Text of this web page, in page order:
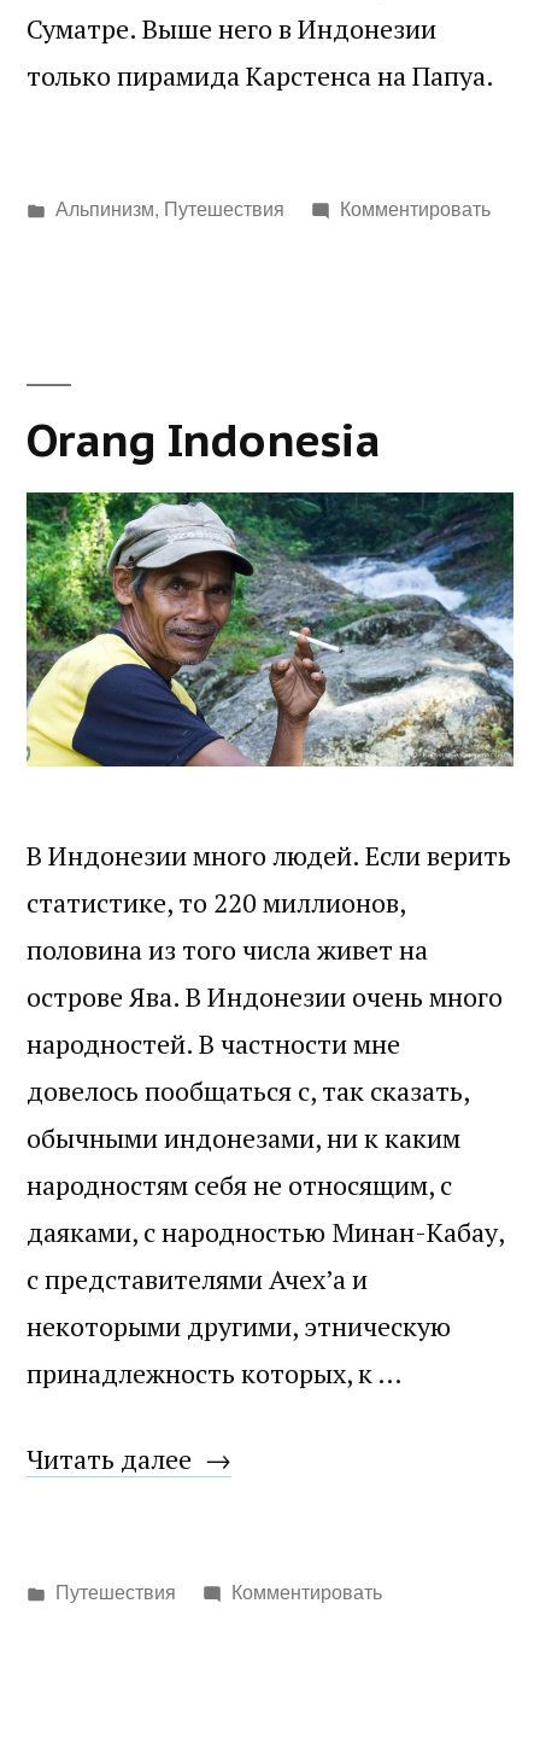
Суматре. Выше него в Индонезии
только пирамида Карстенса на Папуа.
Написано
Альпинизм, Путешествия Комментировать
Orang Indonesia
В Индонезии много людей. Если верить
статистике, то 220 миллионов,
половина из того числа живет на
острове Ява. В Индонезии очень много
народностей. В частности мне
довелось пообщаться с, так сказать,
обычными индонезами, ни к каким
народностям себя не относящим, с
даяками, с народностью Минан-Кабау,
с представителями Ачех’а и
некоторыми другими, этническую
принадлежность которых, к …
Читать далее «Orang
Написано
Путешествия Комментировать